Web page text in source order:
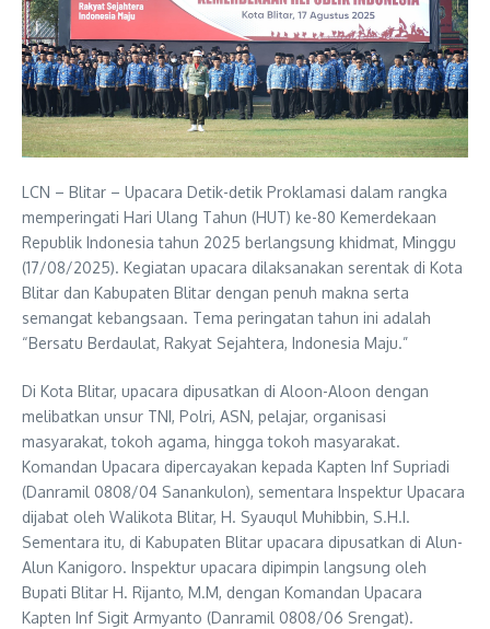
LCN – Blitar – Upacara Detik-detik Proklamasi dalam rangka
memperingati Hari Ulang Tahun (HUT) ke-80 Kemerdekaan
Republik Indonesia tahun 2025 berlangsung khidmat, Minggu
(17/08/2025). Kegiatan upacara dilaksanakan serentak di Kota
Blitar dan Kabupaten Blitar dengan penuh makna serta
semangat kebangsaan. Tema peringatan tahun ini adalah
“Bersatu Berdaulat, Rakyat Sejahtera, Indonesia Maju.”
Di Kota Blitar, upacara dipusatkan di Aloon-Aloon dengan
melibatkan unsur TNI, Polri, ASN, pelajar, organisasi
masyarakat, tokoh agama, hingga tokoh masyarakat.
Komandan Upacara dipercayakan kepada Kapten Inf Supriadi
(Danramil 0808/04 Sanankulon), sementara Inspektur Upacara
dijabat oleh Walikota Blitar, H. Syauqul Muhibbin, S.H.I.
Sementara itu, di Kabupaten Blitar upacara dipusatkan di Alun-
Alun Kanigoro. Inspektur upacara dipimpin langsung oleh
Bupati Blitar H. Rijanto, M.M, dengan Komandan Upacara
Kapten Inf Sigit Armyanto (Danramil 0808/06 Srengat).